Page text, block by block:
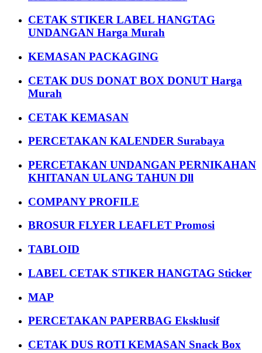
CETAK STIKER LABEL HANGTAG
UNDANGAN Harga Murah
KEMASAN PACKAGING
CETAK DUS DONAT BOX DONUT Harga
Murah
CETAK KEMASAN
PERCETAKAN KALENDER Surabaya
PERCETAKAN UNDANGAN PERNIKAHAN
KHITANAN ULANG TAHUN Dll
COMPANY PROFILE
BROSUR FLYER LEAFLET Promosi
TABLOID
LABEL CETAK STIKER HANGTAG Sticker
MAP
PERCETAKAN PAPERBAG Eksklusif
CETAK DUS ROTI KEMASAN Snack Box